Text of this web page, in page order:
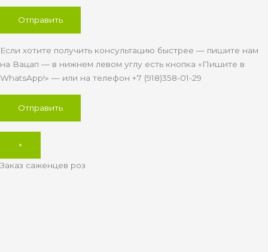
Если хотите получить консультацию быстрее — пишите нам
на Вацап — в нижнем левом углу есть кнопка «Пишите в
WhatsApp!» — или на телефон +7 (918)358-01-29
×
Заказ саженцев роз